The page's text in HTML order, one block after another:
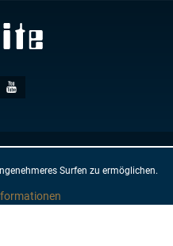
Surfen zu ermöglichen.
NEWSLETTER KONTAKT